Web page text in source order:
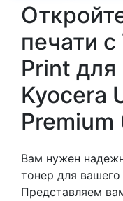
печати
Print для
Kyocera
Premium
Вам нужен
тонер для
Представляем